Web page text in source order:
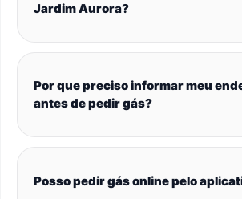
Jardim Aurora?
Por que preciso informar meu
antes de pedir gás?
Posso pedir gás online pelo